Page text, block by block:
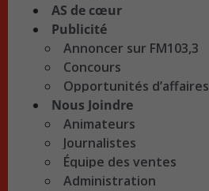
AS de cœur
Publicité
Annoncer sur FM103,3
Concours
Opportunités d’affaires
Nous Joindre
Animateurs
Journalistes
Équipe des ventes
Administration